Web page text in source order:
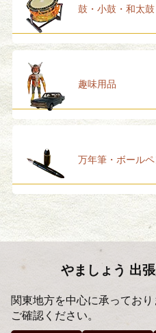
鼓・小鼓・和太鼓
趣味用品
万年筆・ボールペ
やましょう 出
関東地方を中心に承ってお
ご確認ください。